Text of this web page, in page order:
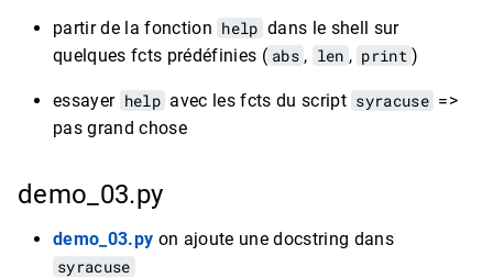
partir de la fonction help dans le shell sur
quelques fcts prédéfinies ( abs , len , print )
essayer help avec les fcts du script syracuse =>
pas grand chose
demo_03.py
demo_03.py on ajoute une docstring dans
syracuse